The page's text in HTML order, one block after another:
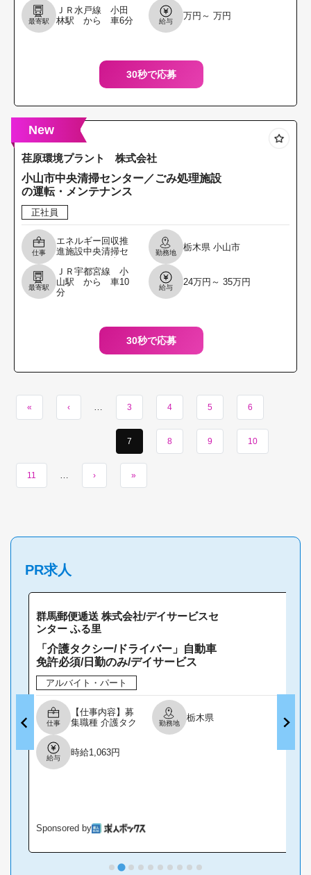
正社員登用あり 介
護施設で送迎業務
を行っていただき
最寄駅
ＪＲ水戸線 小田
林駅 から 車6分
給与
万円～ 万円
30秒で応募
New
荏原環境プラント 株式会社
小山市中央清掃センター／ごみ処理施設
の運転・メンテナンス
正社員
仕事
エネルギー回収推
進施設中央清掃セ
す。 ◆荏原製作所
（プライム市場上
場）のグループ会
勤務地
栃木県 小山市
最寄駅
ＪＲ宇都宮線 小
山駅 から 車10
分
給与
24万円～ 35万円
30秒で応募
« ‹ … 3 4 5 6
7 8 9 10
11 … › »
PR求人
群馬郵便逓送 株式会社/デイサービスセ
ンター ふる里
「介護タクシー/ドライバー」自動車
免許必須/日勤のみ/デイサービス
アルバイト・パート
仕事
【仕事内容】募
集職種 介護タク
イト 仕事内容
額:30,000円 <賞
与> 賞与あり 年
たり) 資格 資格
勤務地
栃木県
給与
時給1,063円
Sponsored by